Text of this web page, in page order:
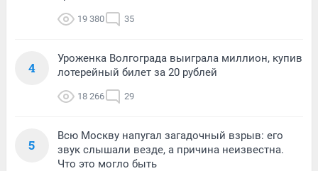
19 380 35
4
Уроженка Волгограда выиграла миллион, купив
лотерейный билет за 20 рублей
18 266 29
5
Всю Москву напугал загадочный взрыв: его
звук слышали везде, а причина неизвестна.
Что это могло быть